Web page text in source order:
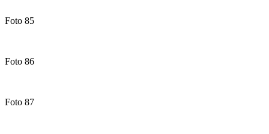
Foto 85
Foto 86
Foto 87